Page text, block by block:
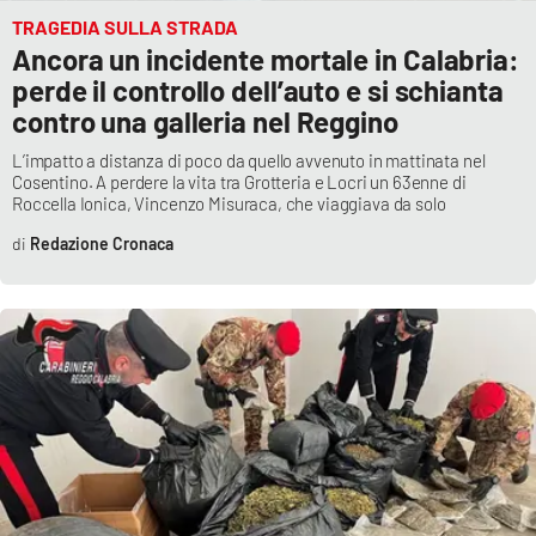
Lacplay.it
Lactv.it
Laconair.it
Lacitymag.it
Lacapitalenews.it
Ilreggino.it
Cosenzachannel.it
Ilvibonese.it
Catanzarochannel.it
TRAGEDIA SULLA STRADA
Ancora un incidente mortale in Calabria:
perde il controllo dell’auto e si schianta
contro una galleria nel Reggino
L’impatto a distanza di poco da quello avvenuto in mattinata nel
Cosentino. A perdere la vita tra Grotteria e Locri un 63enne di
Roccella Ionica, Vincenzo Misuraca, che viaggiava da solo
Redazione Cronaca